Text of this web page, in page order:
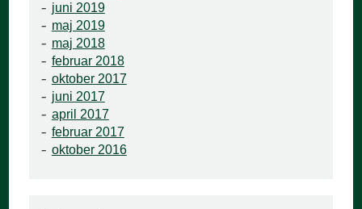
juni 2019
maj 2019
maj 2018
februar 2018
oktober 2017
juni 2017
april 2017
februar 2017
oktober 2016